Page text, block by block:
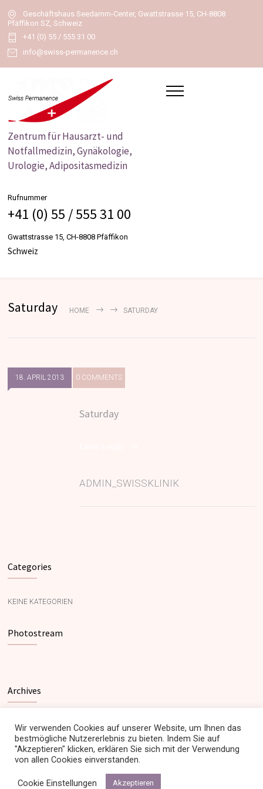
Geschäftshaus Seedamm-Center, Gwattstrasse 15, CH-8808
Pfäffikon SZ, Schweiz
+41 (0) 55 / 555 31 00
info@swiss-permanence.ch
Zentrum für Hausarzt- und
Notfallmedizin, Gynäkologie,
Urologie, Adipositasmedizin
Rufnummer
+41 (0) 55 / 555 31 00
Gwattstrasse 15, CH-8808 Pfäffikon
Schweiz
Saturday HOME SATURDAY
18. APRIL 2013 0 COMMENTS
Saturday
ADMIN_SWISSKLINIK
Categories
KEINE KATEGORIEN
Photostream
Archives
Wir verwenden Cookies auf unserer Website, um Ihnen das
bestmögliche Nutzererlebnis zu bieten. Indem Sie auf
"Akzeptieren" klicken, erklären Sie sich mit der Verwendung
von allen Cookies einverstanden.
Cookie Einstellungen Akzeptieren